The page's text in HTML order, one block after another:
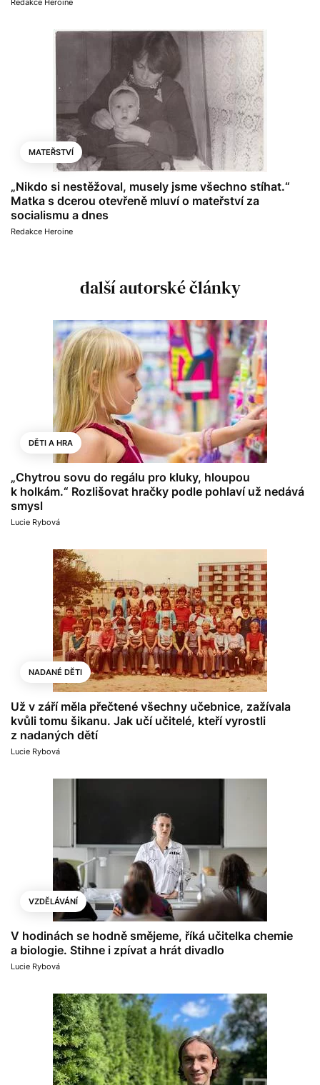
MATEŘSTVÍ
„Nikdo si nestěžoval, musely jsme všechno stíhat.“
Matka s dcerou otevřeně mluví o mateřství za
socialismu a dnes
Redakce Heroine
další autorské články
DĚTI A HRA
„Chytrou sovu do regálu pro kluky, hloupou
k holkám.“ Rozlišovat hračky podle pohlaví už nedává
smysl
Lucie Rybová
NADANÉ DĚTI
Už v září měla přečtené všechny učebnice, zažívala
kvůli tomu šikanu. Jak učí učitelé, kteří vyrostli
z nadaných dětí
Lucie Rybová
VZDĚLÁVÁNÍ
V hodinách se hodně smějeme, říká učitelka chemie
a biologie. Stihne i zpívat a hrát divadlo
Lucie Rybová